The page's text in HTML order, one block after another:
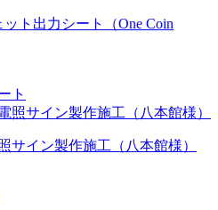
ト出力シート（One Coin
ト
サイン製作施工（八本館様）